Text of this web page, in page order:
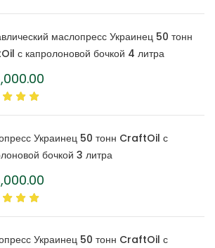
маслопресс Украинец 50 тонн
с капролоновой бочкой 4 литра
Украинец 50 тонн CraftOil с
бочкой 3 литра
Украинец 50 тонн CraftOil с